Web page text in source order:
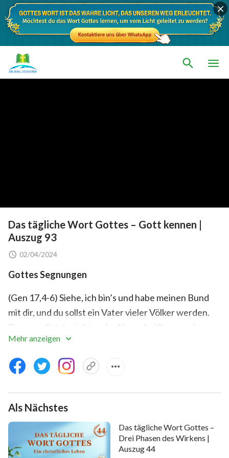
Das tägliche Wort Gottes – Gott kennen |
Auszug 93
02/04/2024
Gottes Segnungen
(Gen 17,4-6) Siehe, ich bin’s und habe meinen Bund
mit dir, und du sollst ein Vater vieler Völker werden.
Darum sollst du nicht mehr Abram heißen, sondern
Abraham soll dein Name sein; denn ich habe dich
gemacht zum Vater vieler Völker und will dich gar sehr
fruchtbar machen und will von dir Völker machen, und
(Gen 18,18-19) sintemal er ein großes und mächtiges
Volk soll werden, und alle Völker auf Erden in ihm
gesegnet werden sollen? Denn ich weiß, er wird
befehlen seinen Kindern und seinem Hause nach ihm,
Mehr anzeigen
Als Nächstes
Das tägliche Wort Gottes –
Drei Phasen des Wirkens |
Auszug 44